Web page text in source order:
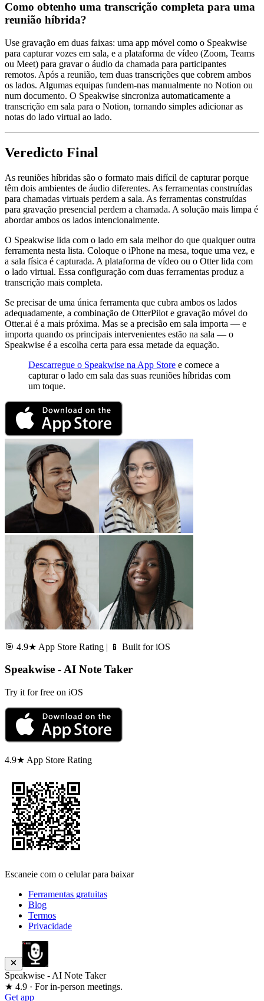
Como obtenho uma transcrição completa para uma
reunião híbrida?
Use gravação em duas faixas: uma app móvel como o Speakwise
para capturar vozes em sala, e a plataforma de vídeo (Zoom, Teams
ou Meet) para gravar o áudio da chamada para participantes
remotos. Após a reunião, tem duas transcrições que cobrem ambos
os lados. Algumas equipas fundem-nas manualmente no Notion ou
num documento. O Speakwise sincroniza automaticamente a
transcrição em sala para o Notion, tornando simples adicionar as
notas do lado virtual ao lado.
Veredicto Final
As reuniões híbridas são o formato mais difícil de capturar porque
têm dois ambientes de áudio diferentes. As ferramentas construídas
para chamadas virtuais perdem a sala. As ferramentas construídas
para gravação presencial perdem a chamada. A solução mais limpa é
abordar ambos os lados intencionalmente.
O Speakwise lida com o lado em sala melhor do que qualquer outra
ferramenta nesta lista. Coloque o iPhone na mesa, toque uma vez, e
a sala física é capturada. A plataforma de vídeo ou o Otter lida com
o lado virtual. Essa configuração com duas ferramentas produz a
transcrição mais completa.
Se precisar de uma única ferramenta que cubra ambos os lados
adequadamente, a combinação de OtterPilot e gravação móvel do
Otter.ai é a mais próxima. Mas se a precisão em sala importa — e
importa quando os principais intervenientes estão na sala — o
Speakwise é a escolha certa para essa metade da equação.
Descarregue o Speakwise na App Store e comece a
capturar o lado em sala das suas reuniões híbridas com
um toque.
🎯 4.9★ App Store Rating | 📱 Built for iOS
Speakwise - AI Note Taker
Try it for free on iOS
4.9★ App Store Rating
Escaneie com o celular para baixar
Ferramentas gratuitas
Blog
Termos
Privacidade
Speakwise - AI Note Taker
★ 4.9 · For in-person meetings.
Get app